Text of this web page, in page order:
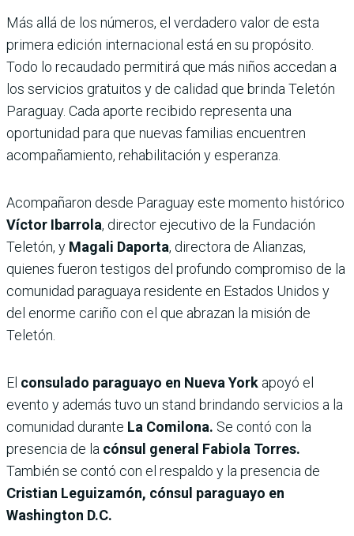
Más allá de los números, el verdadero valor de esta
primera edición internacional está en su propósito.
Todo lo recaudado permitirá que más niños accedan a
los servicios gratuitos y de calidad que brinda Teletón
Paraguay. Cada aporte recibido representa una
oportunidad para que nuevas familias encuentren
acompañamiento, rehabilitación y esperanza.
Acompañaron desde Paraguay este momento histórico
Víctor Ibarrola, director ejecutivo de la Fundación
Teletón, y Magali Daporta, directora de Alianzas,
quienes fueron testigos del profundo compromiso de la
comunidad paraguaya residente en Estados Unidos y
del enorme cariño con el que abrazan la misión de
Teletón.
El consulado paraguayo en Nueva York apoyó el
evento y además tuvo un stand brindando servicios a la
comunidad durante La Comilona. Se contó con la
presencia de la cónsul general Fabiola Torres.
También se contó con el respaldo y la presencia de
Cristian Leguizamón, cónsul paraguayo en
Washington D.C.